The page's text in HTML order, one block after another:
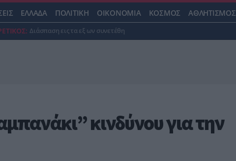
ΕΛΛΑΔΑ ΠΟΛΙΤΙΚΗ ΟΙΚΟΝΟΜΙΑ ΚΟΣΜΟΣ ΑΘΛΗΤΙΣΜΟΣ
Διάσπαση εις τα εξ ων συνετέθη
κινδύνου για την